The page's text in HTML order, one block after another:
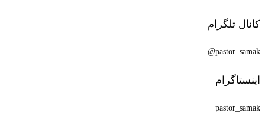
کانال تلگرام
pastor_samak@
اینستاگرام
pastor_samak